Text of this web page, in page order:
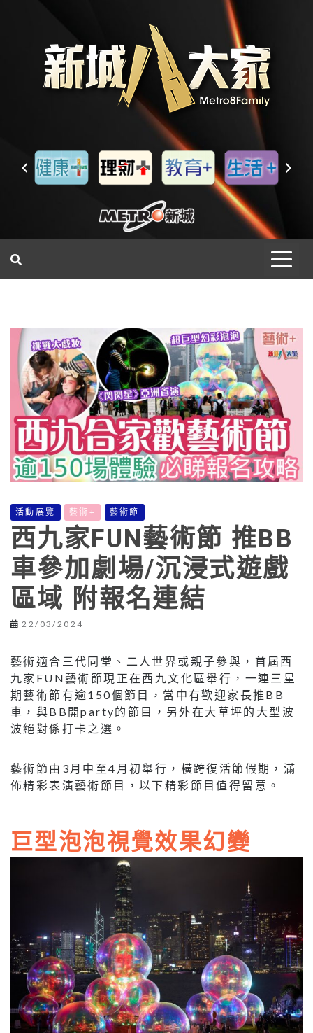
活動展覽 藝術+ 藝術節
西九家FUN藝術節 推BB
車參加劇場/沉浸式遊戲
區域 附報名連結
22/03/2024
藝術適合三代同堂、二人世界或親子參與，首屆西
九家FUN藝術節現正在西九文化區舉行，一連三星
期藝術節有逾150個節目，當中有歡迎家長推BB
車，與BB開party的節目，另外在大草坪的大型波
波絕對係打卡之選。
藝術節由3月中至4月初舉行，橫跨復活節假期，滿
佈精彩表演藝術節目，以下精彩節目值得留意。
巨型泡泡視覺效果幻變